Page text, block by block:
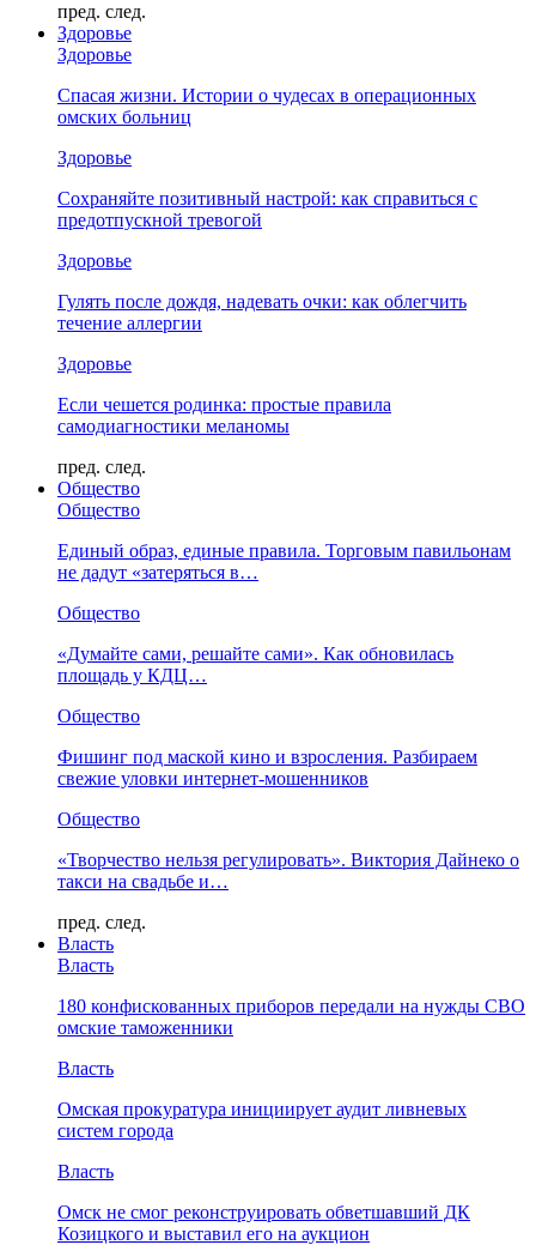
пред. след.
Здоровье
Здоровье
Спасая жизни. Истории о чудесах в операционных
омских больниц
Здоровье
Сохраняйте позитивный настрой: как справиться с
предотпускной тревогой
Здоровье
Гулять после дождя, надевать очки: как облегчить
течение аллергии
Здоровье
Если чешется родинка: простые правила
самодиагностики меланомы
пред. след.
Общество
Общество
Единый образ, единые правила. Торговым павильонам
не дадут «затеряться в…
Общество
«Думайте сами, решайте сами». Как обновилась
площадь у КДЦ…
Общество
Фишинг под маской кино и взросления. Разбираем
свежие уловки интернет-мошенников
Общество
«Творчество нельзя регулировать». Виктория Дайнеко о
такси на свадьбе и…
пред. след.
Власть
Власть
180 конфискованных приборов передали на нужды СВО
омские таможенники
Власть
Омская прокуратура инициирует аудит ливневых
систем города
Власть
Омск не смог реконструировать обветшавший ДК
Козицкого и выставил его на аукцион